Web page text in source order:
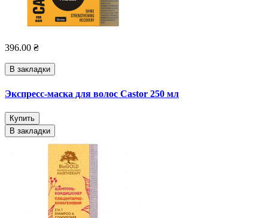
396.00 ₴
В закладки
Экспресс-маска для волос Castor 250 мл
Купить
В закладки